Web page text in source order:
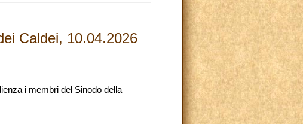
Caldei, 10.04.2026
i membri del Sinodo della